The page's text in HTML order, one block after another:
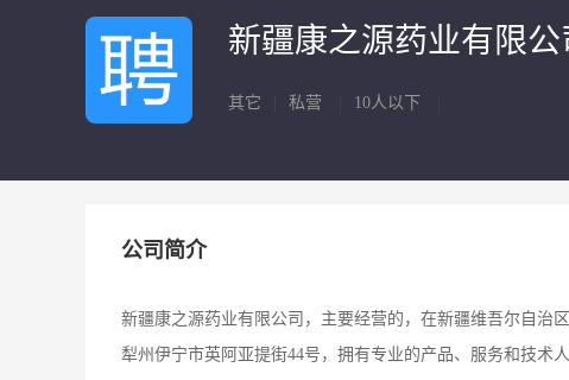
新疆康之源药业有限公
其它 私营 10人以下
公司简介
新疆康之源药业有限公司，主要经营的，在新疆维吾尔自治
犁州伊宁市英阿亚提街44号，拥有专业的产品、服务和技术